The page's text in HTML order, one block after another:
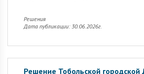
Решения
Дата публикации: 30.06.2026г.
Решение Тобольской